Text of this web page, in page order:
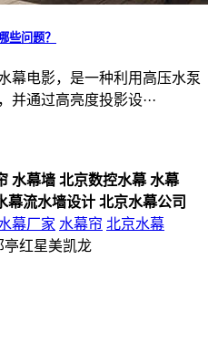
些问题？
幕电影，是一种利用高压水泵
通过高亮度投影设···
水幕墙 北京数控水幕 水幕
幕流水墙设计 北京水幕公司
幕厂家 水幕帘 北京水幕
亭红星美凯龙